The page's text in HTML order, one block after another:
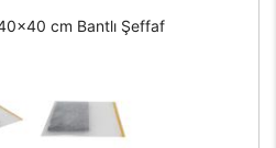
cm Bantlı Şeffaf